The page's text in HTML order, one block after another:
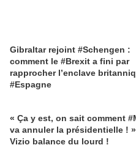
Gibraltar rejoint #Schengen :
comment le #Brexit a fini par
rapprocher l’enclave
#Espagne
« Ça y est, on sait comment
va annuler la présidentielle !
Vizio balance du lourd !